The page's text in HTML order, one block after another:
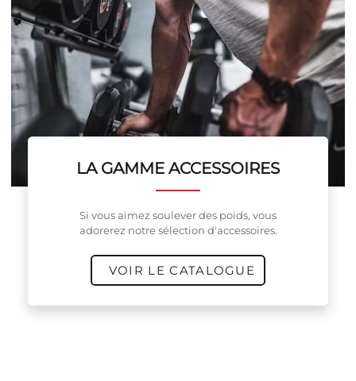
LA GAMME ACCESSOIRES
Si vous aimez soulever des poids, vous
adorerez notre sélection d'accessoires.
VOIR LE CATALOGUE